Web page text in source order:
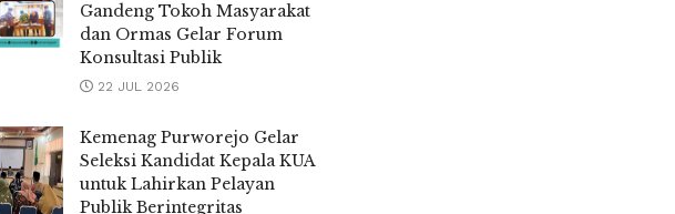
Gandeng Tokoh Masyarakat
dan Ormas Gelar Forum
Konsultasi Publik
22 JUL 2026
Kemenag Purworejo Gelar
Seleksi Kandidat Kepala KUA
untuk Lahirkan Pelayan
Publik Berintegritas